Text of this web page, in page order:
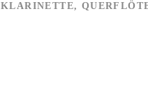
KLARINETTE,